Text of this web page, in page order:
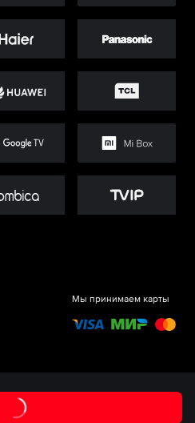
Мы принимаем карты